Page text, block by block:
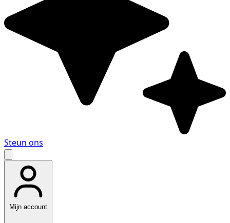
Steun ons
Mijn account